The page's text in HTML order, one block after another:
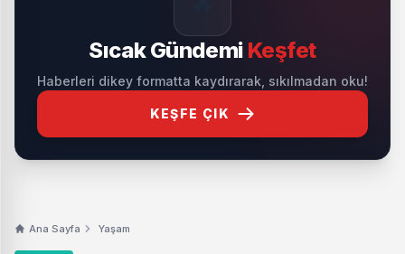
Sıcak Gündemi Keşfet
Haberleri dikey formatta kaydırarak, sıkılmadan oku!
KEŞFE ÇIK
Ana Sayfa Yaşam